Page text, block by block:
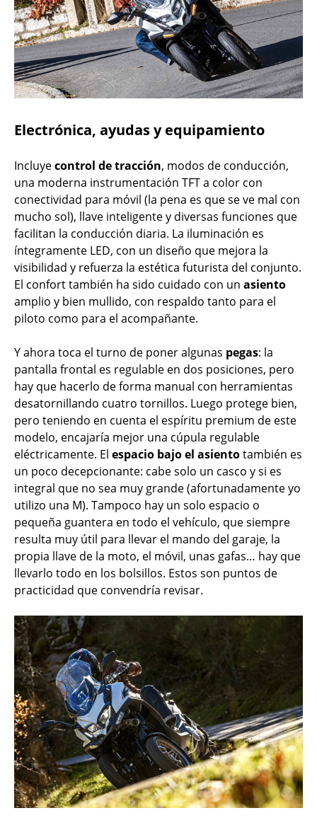
Electrónica, ayudas y equipamiento
Incluyecontrol de tracción, modos de conducción,
una moderna instrumentación TFT a color con
conectividad para móvil (la pena es que se ve mal con
mucho sol), llave inteligente y diversas funciones que
facilitan la conducción diaria. La iluminación es
íntegramente LED, con un diseño que mejora la
visibilidad y refuerza la estética futurista del conjunto.
El confort también ha sido cuidado con un asiento
amplio y bien mullido, con respaldo tanto para el
piloto como para el acompañante.
Y ahora toca el turno de poner algunas pegas: la
pantalla frontal es regulable en dos posiciones, pero
hay que hacerlo de forma manual con herramientas
desatornillando cuatro tornillos. Luego protege bien,
pero teniendo en cuenta el espíritu premium de este
modelo, encajaría mejor una cúpula regulable
eléctricamente. El espacio bajo el asientotambién es
un poco decepcionante: cabe solo un casco y si es
integral que no sea muy grande (afortunadamente yo
utilizo una M). Tampoco hay un solo espacio o
pequeña guantera en todo el vehículo, que siempre
resulta muy útil para llevar el mando del garaje, la
propia llave de la moto, el móvil, unas gafas… hay que
llevarlo todo en los bolsillos. Estos son puntos de
practicidad que convendría revisar.